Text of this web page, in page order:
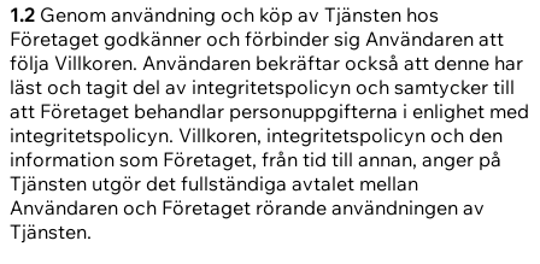
1.2 Genom användning och köp av Tjänsten hos
Företaget godkänner och förbinder sig Användaren att
följa Villkoren. Användaren bekräftar också att denne har
läst och tagit del av integritetspolicyn och samtycker till
att Företaget behandlar personuppgifterna i enlighet med
integritetspolicyn. Villkoren, integritetspolicyn och den
information som Företaget, från tid till annan, anger på
Tjänsten utgör det fullständiga avtalet mellan
Användaren och Företaget rörande användningen av
Tjänsten.